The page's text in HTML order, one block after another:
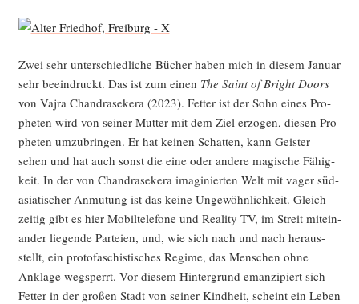
Zwei sehr unter­schied­li­che Bücher haben mich in die­sem Janu­ar
sehr beein­druckt. Das ist zum einen The Saint of Bright Doors
von Vajra Chandra­se­kera (2023). Fet­ter ist der Sohn eines Pro­
phe­ten wird von sei­ner Mut­ter mit dem Ziel erzo­gen, die­sen Pro­
phe­ten umzu­brin­gen. Er hat kei­nen Schat­ten, kann Geis­ter
sehen und hat auch sonst die eine oder ande­re magi­sche Fähig­
keit. In der von Chandra­se­kera ima­gi­nier­ten Welt mit vager süd-
asia­ti­scher Anmu­tung ist das kei­ne Unge­wöhn­lich­keit. Gleich­
zei­tig gibt es hier Mobil­te­le­fo­ne und Rea­li­ty TV, im Streit mit­ein­
an­der lie­gen­de Par­tei­en, und, wie sich nach und nach her­aus­
stellt, ein proto­fa­schis­ti­sches Regime, das Men­schen ohne
Ankla­ge weg­sperrt. Vor die­sem Hin­ter­grund eman­zi­piert sich
Fet­ter in der gro­ßen Stadt von sei­ner Kind­heit, scheint ein Leben